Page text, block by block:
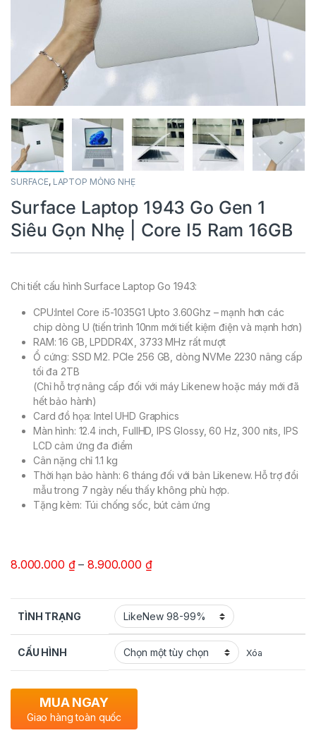
SURFACE, LAPTOP MỎNG NHẸ
Surface Laptop 1943 Go Gen 1
Siêu Gọn Nhẹ | Core I5 Ram 16GB
Chi tiết cấu hình Surface Laptop Go 1943:
CPU:Intel Core i5-1035G1 Upto 3.60Ghz – mạnh hơn các
chip dòng U (tiến trình 10nm mới tiết kiệm điện và mạnh hơn)
RAM: 16 GB, LPDDR4X, 3733 MHz rất mượt
Ổ cứng: SSD M2. PCIe 256 GB, dòng NVMe 2230 nâng cấp
tối đa 2TB
(Chỉ hỗ trợ nâng cấp đối với máy Likenew hoặc máy mới đã
hết bảo hành)
Card đồ họa: Intel UHD Graphics
Màn hình: 12.4 inch, FullHD, IPS Glossy, 60 Hz, 300 nits, IPS
LCD cảm ứng đa điểm
Cân nặng chỉ 1.1 kg
Thời hạn bảo hành: 6 tháng đối với bản Likenew. Hỗ trợ đổi
mẫu trong 7 ngày nếu thấy không phù hợp.
Tặng kèm: Túi chống sốc, bút cảm ứng
8.000.000 ₫–8.900.000 ₫
TÌNH TRẠNG
CẤU HÌNH Xóa
MUA NGAY
Giao hàng toàn quốc